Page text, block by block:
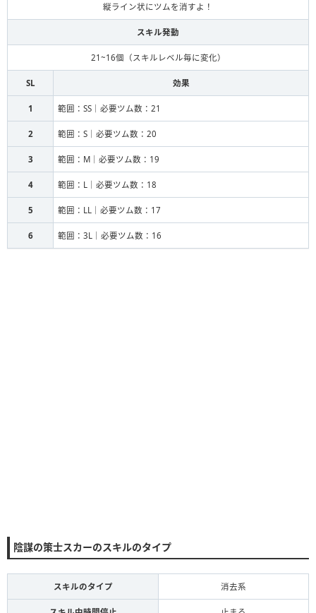
縦ライン状にツムを消すよ！
スキル発動
21~16個（スキルレベル毎に変化）
SL 効果
1 範囲：SS｜必要ツム数：21
2 範囲：S｜必要ツム数：20
3 範囲：M｜必要ツム数：19
4 範囲：L｜必要ツム数：18
5 範囲：LL｜必要ツム数：17
6 範囲：3L｜必要ツム数：16
陰謀の策士スカーのスキルのタイプ
スキルのタイプ 消去系